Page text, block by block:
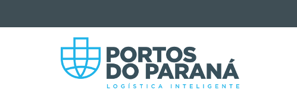
Ir para a busca
PORTOS
DO
PARANÁ